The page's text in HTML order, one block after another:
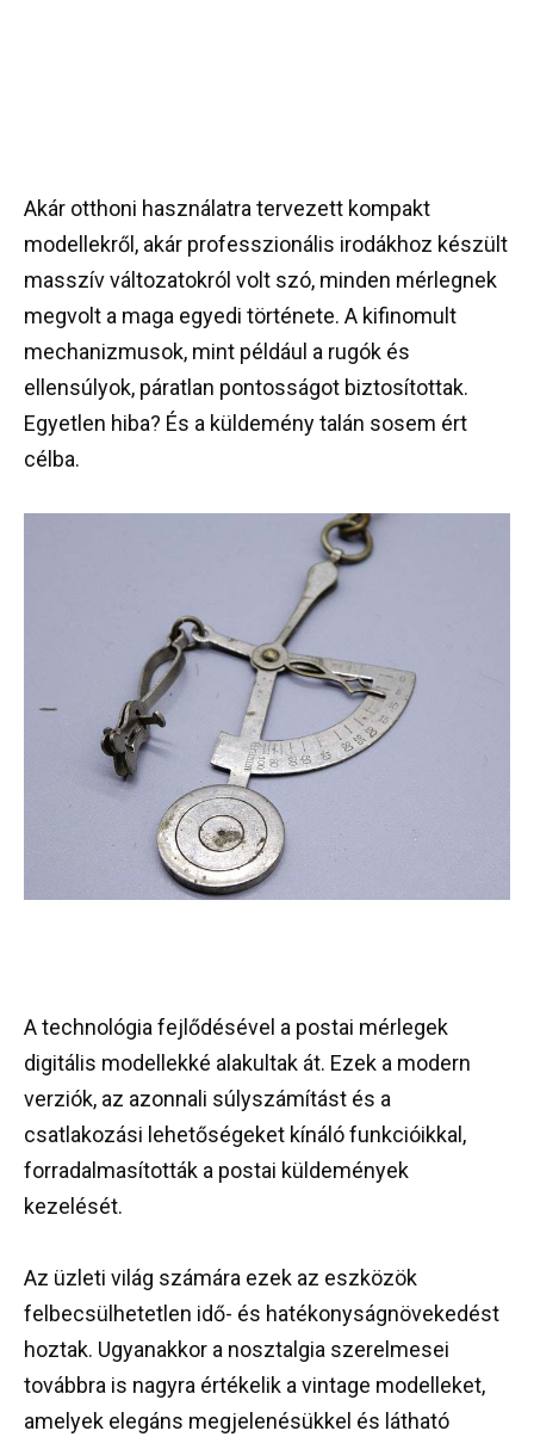
Akár otthoni használatra tervezett kompakt
modellekről, akár professzionális irodákhoz készült
masszív változatokról volt szó, minden mérlegnek
megvolt a maga egyedi története. A kifinomult
mechanizmusok, mint például a rugók és
ellensúlyok, páratlan pontosságot biztosítottak.
Egyetlen hiba? És a küldemény talán sosem ért
célba.
A technológia fejlődésével a postai mérlegek
digitális modellekké alakultak át. Ezek a modern
verziók, az azonnali súlyszámítást és a
csatlakozási lehetőségeket kínáló funkcióikkal,
forradalmasították a postai küldemények
kezelését.
Az üzleti világ számára ezek az eszközök
felbecsülhetetlen idő- és hatékonyságnövekedést
hoztak. Ugyanakkor a nosztalgia szerelmesei
továbbra is nagyra értékelik a vintage modelleket,
amelyek elegáns megjelenésükkel és látható